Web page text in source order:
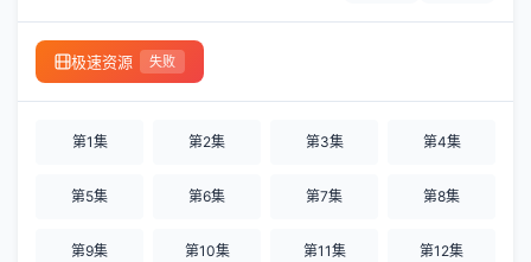
极速资源 失败
第1集 第2集 第3集 第4集
第5集 第6集 第7集 第8集
第9集 第10集 第11集 第12集